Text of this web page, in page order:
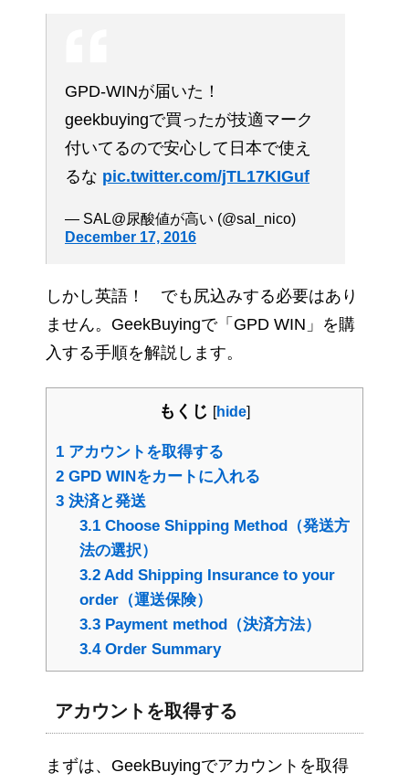
GPD-WINが届いた！
geekbuyingで買ったが技適マーク
付いてるので安心して日本で使え
るな pic.twitter.com/jTL17KIGuf
— SAL@尿酸値が高い (@sal_nico)
December 17, 2016
しかし英語！ でも尻込みする必要はあり
ません。GeekBuyingで「GPD WIN」を購
入する手順を解説します。
もくじ [hide]
1 アカウントを取得する
2 GPD WINをカートに入れる
3 決済と発送
3.1Choose Shipping Method（発送方
法の選択）
3.2Add Shipping Insurance to your
order（運送保険）
3.3Payment method（決済方法）
3.4Order Summary
アカウントを取得する
まずは、GeekBuyingでアカウントを取得